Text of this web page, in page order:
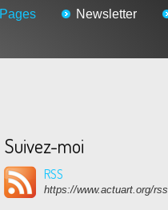
Pages Newsletter
Suivez-moi
RSS
https://www.actuart.org/rss